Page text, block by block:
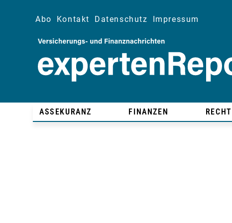
Abo Kontakt Datenschutz Impressum
ASSEKURANZ FINANZEN RECHT